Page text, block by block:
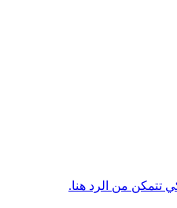
تتمكن من الرد هنا.